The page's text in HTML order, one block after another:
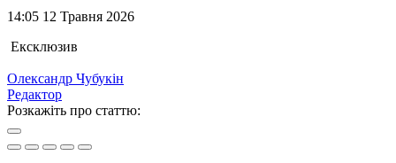
14:05 12 Травня 2026
Ексклюзив
Олександр Чубукін
Редактор
Розкажіть про статтю: